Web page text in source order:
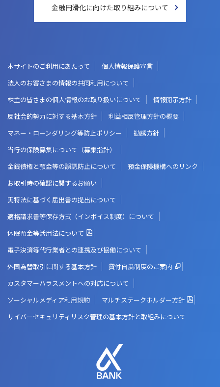
金融円滑化に向けた取り組みについて
本サイトのご利用にあたって
個人情報保護宣言
法人のお客さまの情報の共同利用について
株主の皆さまの個人情報のお取り扱いについて
情報開示方針
反社会的勢力に対する基本方針
利益相反管理方針の概要
マネー・ローンダリング等防止ポリシー
勧誘方針
当行の保険募集について（募集指針）
金銭債権と預金等の誤認防止について
預金保険機構へのリンク
お取引時の確認に関するお願い
実特法に基づく届出書の提出について
適格請求書等保存方式（インボイス制度）について
休眠預金等活用法について
電子決済等代行業者との連携及び協働について
外国為替取引に関する基本方針
貸付自粛制度のご案内
カスタマーハラスメントへの対応について
ソーシャルメディア利用規約
マルチステークホルダー方針
サイバーセキュリティリスク管理の基本方針と取組みについて